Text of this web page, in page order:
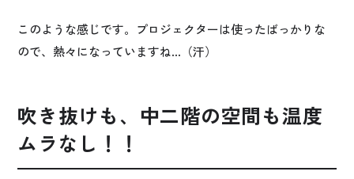
このような感じです。プロジェクターは使ったばっかりな
ので、熱々になっていますね…（汗）
吹き抜けも、中二階の空間も温度
ムラなし！！